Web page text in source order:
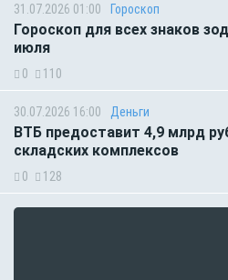
31.07.2026 01:00 Гороскоп
Гороскоп для всех знаков
июля
0 110
30.07.2026 16:00 Деньги
ВТБ предоставит 4,9 млрд
складских комплексов
0 128